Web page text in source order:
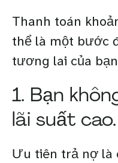
Thanh toán
thể là một bước
tương lai của
1. Bạn
lãi suất cao.
Ưu tiên trả nợ là